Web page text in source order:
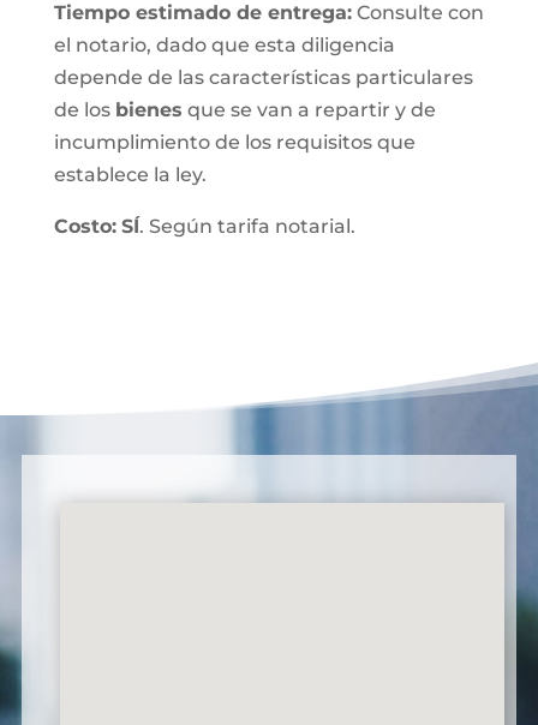
Tiempo estimado de entrega:Consulte con
el notario, dado que esta diligencia
depende de las características particulares
de los bienes que se van a repartir y de
incumplimiento de los requisitos que
establece la ley.
Costo: SÍ. Según tarifa notarial.